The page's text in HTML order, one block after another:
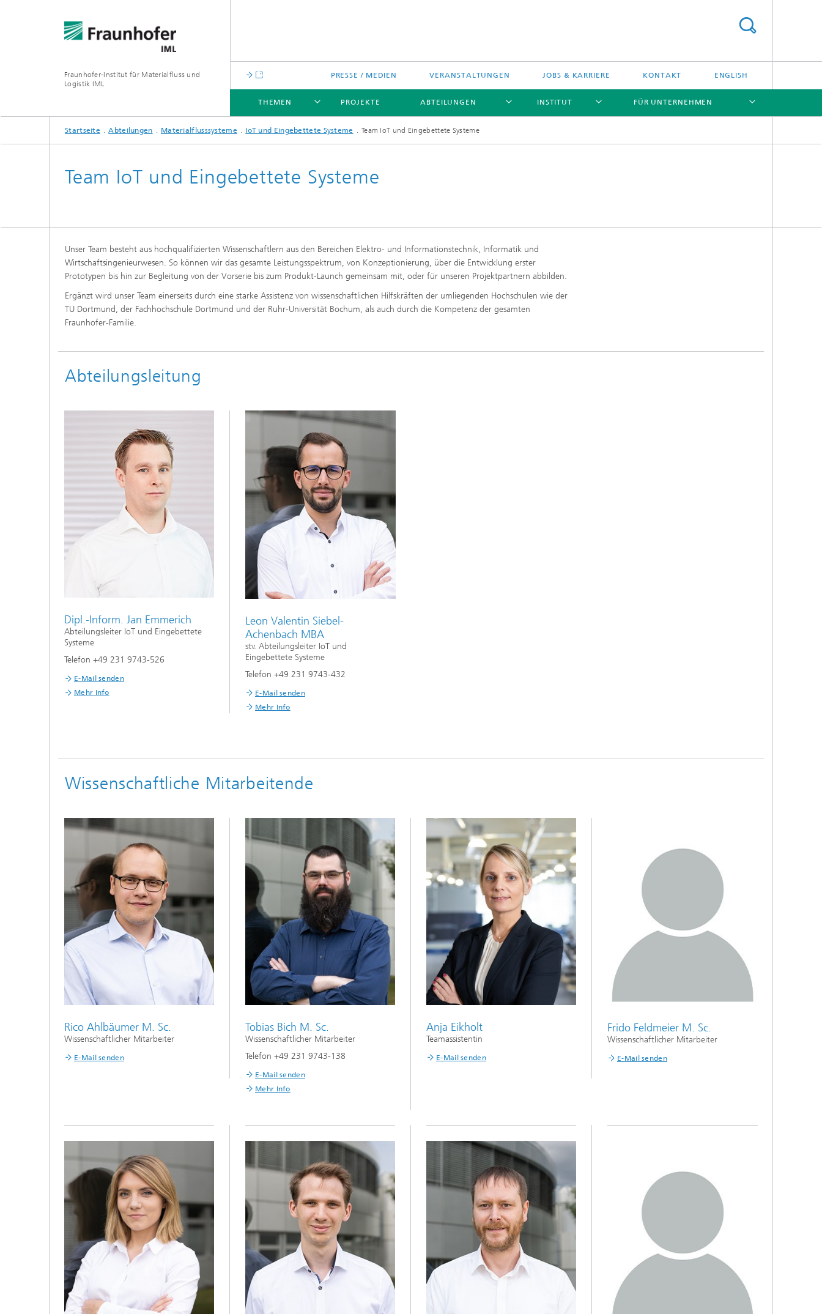
Fraunhofer-Institut für Materialfluss und
Logistik IML
PRESSE / MEDIEN VERANSTALTUNGEN JOBS & KARRIERE KONTAKT ENGLISH
THEMEN
THEMEN
PROJEKTE ABTEILUNGEN
ABTEILUNGEN
INSTITUT
INSTITUT
FÜR UNTERNEHMEN
FÜR UNTERNEHMEN
Startseite Abteilungen Materialflusssysteme IoT und Eingebettete Systeme Team IoT und Eingebettete Systeme
Team IoT und Eingebettete Systeme
Unser Team besteht aus hochqualifizierten Wissenschaftlern aus den Bereichen Elektro- und Informationstechnik, Informatik und
Wirtschaftsingenieurwesen. So können wir das gesamte Leistungsspektrum, von Konzeptionierung, über die Entwicklung erster
Prototypen bis hin zur Begleitung von der Vorserie bis zum Produkt-Launch gemeinsam mit, oder für unseren Projektpartnern abbilden.
Ergänzt wird unser Team einerseits durch eine starke Assistenz von wissenschaftlichen Hilfskräften der umliegenden Hochschulen wie der
TU Dortmund, der Fachhochschule Dortmund und der Ruhr-Universität Bochum, als auch durch die Kompetenz der gesamten
Fraunhofer-Familie.
Abteilungsleitung
Dipl.-Inform. Jan Emmerich
Abteilungsleiter IoT und Eingebettete
Systeme
Telefon +49 231 9743-526
E-Mail senden
Mehr Info
Leon Valentin Siebel-
Achenbach MBA
stv. Abteilungsleiter IoT und
Eingebettete Systeme
Telefon +49 231 9743-432
E-Mail senden
Mehr Info
Wissenschaft­liche Mitarbeitende
Rico Ahlbäumer M. Sc.
Wissenschaftlicher Mitarbeiter
E-Mail senden
Tobias Bich M. Sc.
Wissenschaftlicher Mitarbeiter
Telefon +49 231 9743-138
E-Mail senden
Mehr Info
Anja Eikholt
Teamassistentin
E-Mail senden
Frido Feldmeier M. Sc.
Wissenschaftlicher Mitarbeiter
E-Mail senden